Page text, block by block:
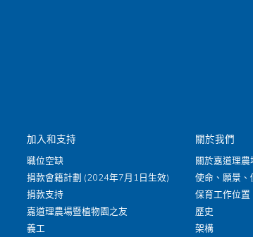
加入和支持
職位空缺
捐款會籍計劃 (2024年7月1日生效)
捐款支持
嘉道理農場暨植物園之友
義工
關於我們
關於嘉道理農
使命、願景、
保育工作位置
歷史
架構